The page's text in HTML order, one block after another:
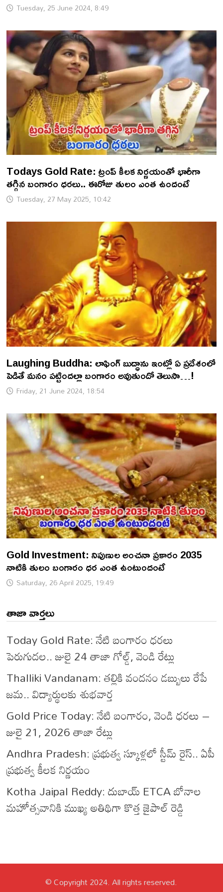
Tuesday, 25 June 2024, 8:49
Todays Gold Rate: ట్రంప్ కీలక నిర్ణయంతో భారీగా
తగ్గిన బంగారం ధరలు.. ఈరోజు తులం ఎంత ఉందంటే
Tuesday, 27 May 2025, 10:42
Laughing Buddha: లాఫింగ్ బుద్ధాను ఇంట్లో ఏ ప్రదేశంలో
పెడితే మనం పట్టిందల్లా బంగారం అవుతుందో తెలుసా…!
Friday, 21 June 2024, 18:54
Gold Investment: నిపుణుల అంచనా ప్రకారం 2035
నాటికి తులం బంగారం ధర ఎంత ఉంటుందంటే
Saturday, 26 April 2025, 19:49
తాజా వార్తలు
Today Gold Rate: నేటి బంగారం ధరలు
పెరుగుదల.. జులై 24 తాజా గోల్డ్, వెండి రేట్లు
Thalliki Vandanam: తల్లికి వందనం డబ్బులు రేపే
జమ.. విద్యార్థులకు శుభవార్త
Gold Price Today: నేటి బంగారం, వెండి ధరలు –
జులై 21, 2026 తాజా రేట్లు
Andhra Pradesh: ప్రభుత్వ స్కూళ్లలో స్టీమ్ రైస్.. ఏపీ
ప్రభుత్వ కీలక నిర్ణయం
Kotha Jaipal Reddy: దుబాయ్ ETCA బోనాల
మహోత్సవానికి ముఖ్య అతిథిగా కొత్త జైపాల్ రెడ్డి
© Copyright 2024. All rights reserved.